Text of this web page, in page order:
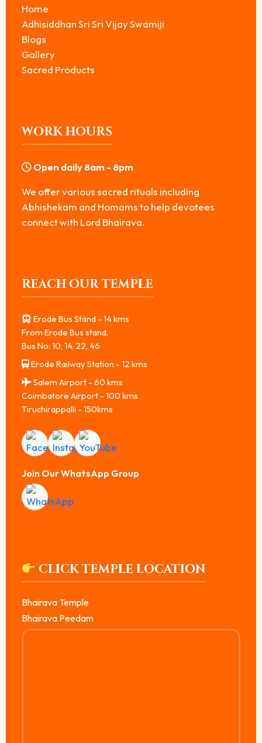
Home
Adhisiddhan Sri Sri Vijay Swamiji
Blogs
Gallery
Sacred Products
WORK HOURS
Open daily 8am - 8pm
We offer various sacred rituals including
Abhishekam and Homams to help devotees
connect with Lord Bhairava.
REACH OUR TEMPLE
Erode Bus Stand - 14 kms
From Erode Bus stand,
Bus No: 10, 14, 22, 46
Erode Railway Station - 12 kms
Salem Airport - 60 kms
Coimbatore Airport - 100 kms
Tiruchirappalli - 150kms
Join Our WhatsApp Group
CLICK TEMPLE LOCATION
Bhairava Temple
Bhairava Peedam